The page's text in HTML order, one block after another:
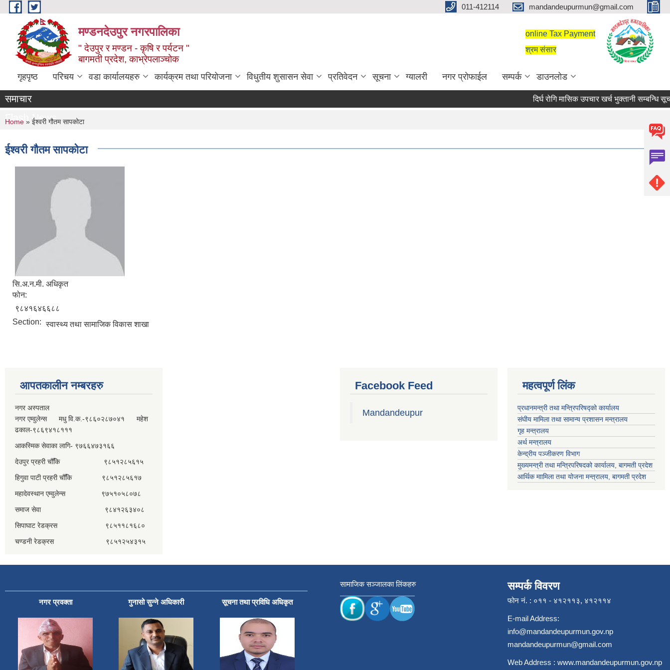
Skip to main content 011-412114 mandandeupurmun@gmail.com
मण्डनदेउपुर नगरपालिका
" देउपुर र मण्डन - कृषि र पर्यटन "
बागमती प्रदेश, काभ्रेपलाञ्चोक
online Tax Payment
श्रम संसार
गृहपृष्ठ परिचय वडा कार्यालयहरु कार्यक्रम तथा परियोजना विधुतीय शुसासन सेवा प्रतिवेदन सूचना ग्यालरी नगर प्रोफाईल सम्पर्क डाउनलोड
समाचार दिर्घ रोगि मासिक उपचार खर्च भुक्तानी सम्बन्धि
Flash News
You are here
Home » ईश्‍वरी गौतम सापकोटा
ईश्‍वरी गौतम सापकोटा
सि.अ.न.मी. अधिकृत
फोन:
९८४१६४६६८८
Section: स्वास्थ्य तथा सामाजिक विकास शाखा
आपतकालीन नम्बरहरु
नगर अस्पताल
नगर एम्वुलेन्स मधु वि.क.-९८६०२८७०४१ महेश
ढकाल-९८६९४१८१११
आकस्मिक सेवाका लागि- ९७६६४७३१६६
देउपुर प्रहरी चौँकि ९८५१२८५६१५
हिगुवा पाटी प्रहरी चौँकि ९८५१२८५६१७
महादेवस्थान एम्वुलेन्स ९७५१०५८०७८
समाज सेवा ९८४१२६३४०८
सिपाघाट रेडक्रस ९८५११८१६८०
चण्डनी रेडक्रस ९८५१२५४३१५
Facebook Feed
Mandandeupur
महत्वपूर्ण लिंक
प्रधानमन्त्री तथा मन्त्रिपरिषद्को कार्यालय
संघीय मामिला तथा सामान्य प्रशासन मन्त्रालय
गृह मन्त्रालय
अर्थ मन्त्रालय
केन्द्रीय पञ्जीकरण विभाग
मुख्यमन्त्री तथा मन्त्रिपरिषदको कार्यालय, बागमती प्रदेश
आर्थिक माामिला तथा योजना मन्त्रालय, बागमती प्रदेश
नगर प्रवक्ता गुनासो सुन्ने अधिकारी सूचना तथा प्रविधि अधिकृत
सामाजिक सञ्जालका लिंकहरु सम्पर्क विवरण
फोन नं. : ०११ - ४१२११३, ४१२११४
E-mail Address:
info@mandandeupurmun.gov.np
mandandeupurmun@gmail.com
Web Address : www.mandandeupurmun.gov.np